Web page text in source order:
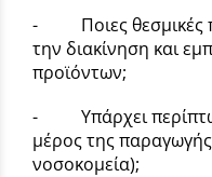
- Ποιες θεσμικές
την διακίνηση και
προϊόντων;
- Υπάρχει
μέρος της
νοσοκομεία);